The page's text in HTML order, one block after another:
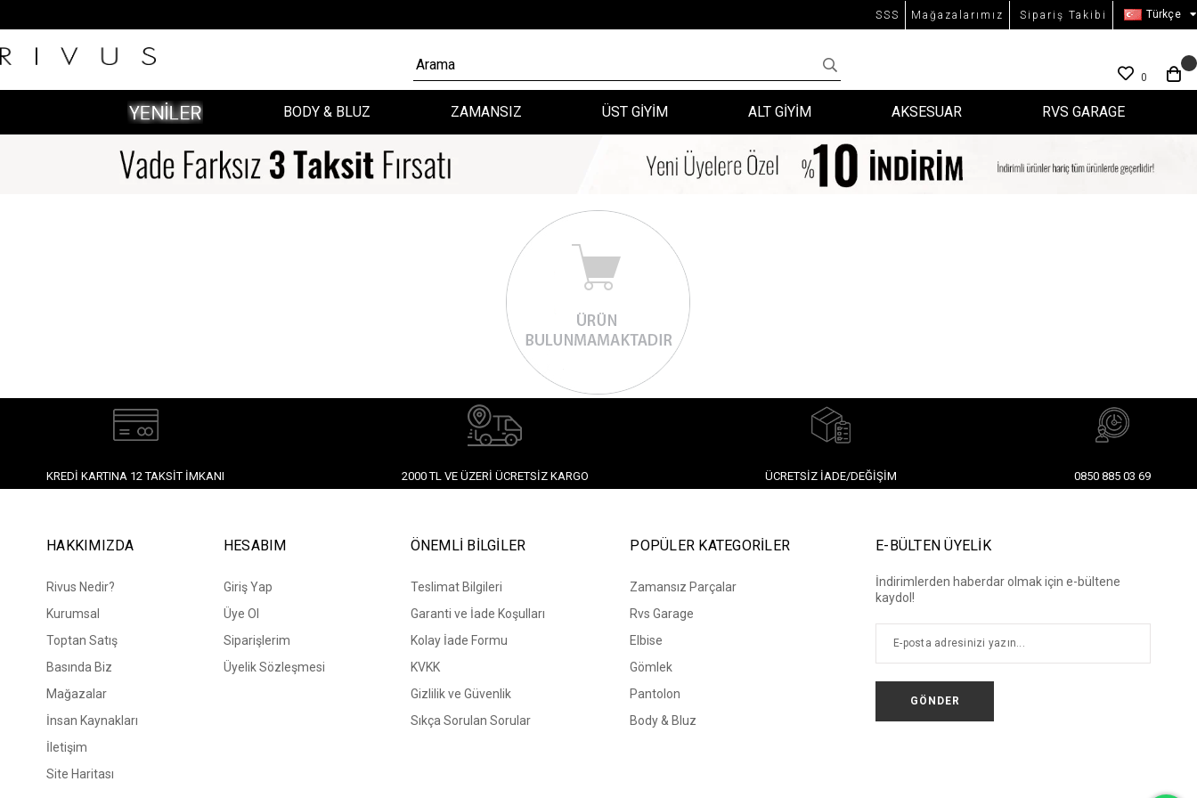
SSS Mağazalarımız Sipariş Takibi Türkçe
0
BODY & BLUZ ZAMANSIZ ÜST GİYİM ALT GİYİM AKSESUAR RVS GARAGE
KREDI KARTINA 12 TAKSIT İMKANI 2000 TL VE ÜZERI ÜCRETSIZ KARGO ÜCRETSIZ İADE/DEĞIŞIM 0850 885 03 69
HAKKIMIZDA
Rivus Nedir?
Kurumsal
Toptan Satış
Basında Biz
Mağazalar
İnsan Kaynakları
İletişim
Site Haritası
HESABIM
Giriş Yap
Üye Ol
Siparişlerim
Üyelik Sözleşmesi
ÖNEMLİ BİLGİLER
Teslimat Bilgileri
Garanti ve İade Koşulları
Kolay İade Formu
KVKK
Gizlilik ve Güvenlik
Sıkça Sorulan Sorular
POPÜLER KATEGORİLER
Zamansız Parçalar
Rvs Garage
Elbise
Gömlek
Pantolon
Body & Bluz
E-BÜLTEN ÜYELİK
İndirimlerden haberdar olmak için e-bültene
kaydol!
GÖNDER